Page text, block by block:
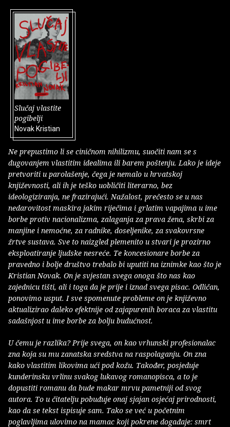
Slučaj vlastite
pogibelji
Novak Kristian
Ne prepustimo li se ciničnom nihilizmu, suočiti nam se s
dugovanjem vlastitim idealima ili barem poštenju. Lako je ideje
pretvoriti u parolašenje, čega je nemalo u hrvatskoj
književnosti, ali ih je teško uobličiti literarno, bez
ideologiziranja, ne frazirajući. Nažalost, prečesto se u nas
nedarovitost maskira jakim riječima i grlatim vapajima u ime
borbe protiv nacionalizma, zalaganja za prava žena, skrbi za
manjine i nemoćne, za radnike, doseljenike, za svakovrsne
žrtve sustava. Sve to naizgled plemenito u stvari je prozirno
eksploatiranje ljudske nesreće. Te koncesionare borbe za
pravedno i bolje društvo trebalo bi uputiti na iznimke kao što je
Kristian Novak. On je svjestan svega onoga što nas kao
zajednicu tišti, ali i toga da je prije i iznad svega pisac. Odličan,
ponovimo usput. I sve spomenute probleme on je književno
aktualizirao daleko efektnije od zajapurenih boraca za vlastitu
sadašnjost u ime borbe za bolju budućnost.
U čemu je razlika? Prije svega, on kao vrhunski profesionalac
zna koja su mu zanatska sredstva na raspolaganju. On zna
kako vlastitim likovima ući pod kožu. Također, posjeduje
kunderinsku vrlinu svakog lukavog romanopisca, a to je
dopustiti romanu da bude makar mrvu pametniji od svog
autora. To u čitatelju pobuđuje onaj sjajan osjećaj prirodnosti,
kao da se tekst ispisuje sam. Tako se već u početnim
poglavljima ulovimo na mamac koji pokrene događaje: smrt